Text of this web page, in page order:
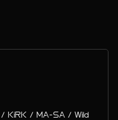
/ KiRK / MA-SA / Wild